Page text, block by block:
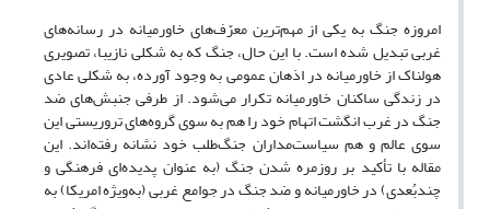
امروزه جنگ به یکی از مهم‌ترین معرّف‌های خاورمیانه در رسانه‌های
غربی تبدیل شده است. با این حال، جنگ که به شکلی نازیبا، تصویری
هولناک از خاورمیانه در اذهان عمومی به وجود آورده، به شکلی عادی
در زندگی ساکنان خاورمیانه تکرار می‌شود. از طرفی جنبش‌های ضد
جنگ در غرب انگشت اتهام خود را هم به سوی گروه‌های تروریستی این
سوی عالم و هم سیاست‌مداران جنگ‌طلب خود نشانه رفته‌اند. این
مقاله با تأکید بر روزمره شدن جنگ (به عنوان پدیده‌ای فرهنگی و
چندبُعدی) در خاورمیانه و ضد جنگ در جوامع غربی (به‌ویژه امریکا) به